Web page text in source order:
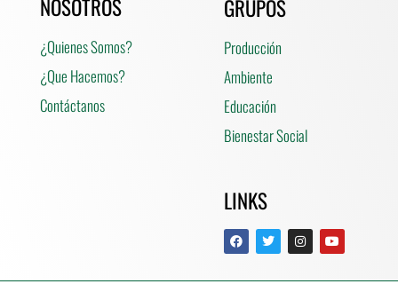
NOSOTROS
¿Quienes Somos?
¿Que Hacemos?
Contáctanos
GRUPOS
Producción
Ambiente
Educación
Bienestar Social
LINKS